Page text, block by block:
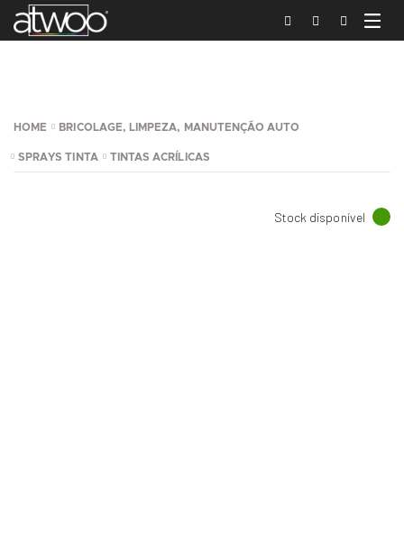
HOME BRICOLAGE, LIMPEZA, MANUTENÇÃO AUTO
SPRAYS TINTA TINTAS ACRÍLICAS
Stock disponível